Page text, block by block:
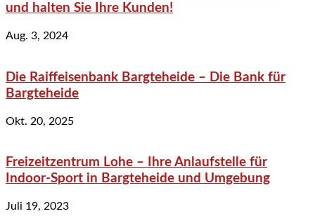
und halten Sie Ihre Kunden!
Aug. 3, 2024
Die Raiffeisenbank Bargteheide – Die Bank für
Bargteheide
Okt. 20, 2025
Freizeitzentrum Lohe – Ihre Anlaufstelle für
Indoor-Sport in Bargteheide und Umgebung
Juli 19, 2023